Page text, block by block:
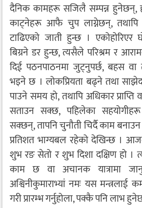
दैनिक कामहरू सजिलै सम्पन्न हुनेछन्,
काट्नेहरू आफै चुप लाग्नेछन्,
टाढिएको जाती हुन्छ । एकोहोरिएर
बिग्रने डर हुन्छ, त्यसैले परिश्रम र
दिई पठनपाठनमा जुट्नुपर्छ, बहस वा
भइने छ । लोकप्रियता बढ्ने तथा
पाउने समय हो, तथापि अधिकार प्राप्ति
सताउन सक्छ, पहिलेका सहयोगीहरू
सक्छन्, तापनि चुनौती चिर्दै काम
प्रतिशत भाग्यबल रहेको देखिन्छ ।
शुभ रङ सेतो र शुभ दिशा दक्षिण हो ।
काम छ वा अचानक
अश्विनीकुमाराभ्यां नमः यस मन्त्रलाई
गरी प्रारम्भ गर्नुहोला, पक्कै पनि लाभ